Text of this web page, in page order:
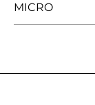
MICRO